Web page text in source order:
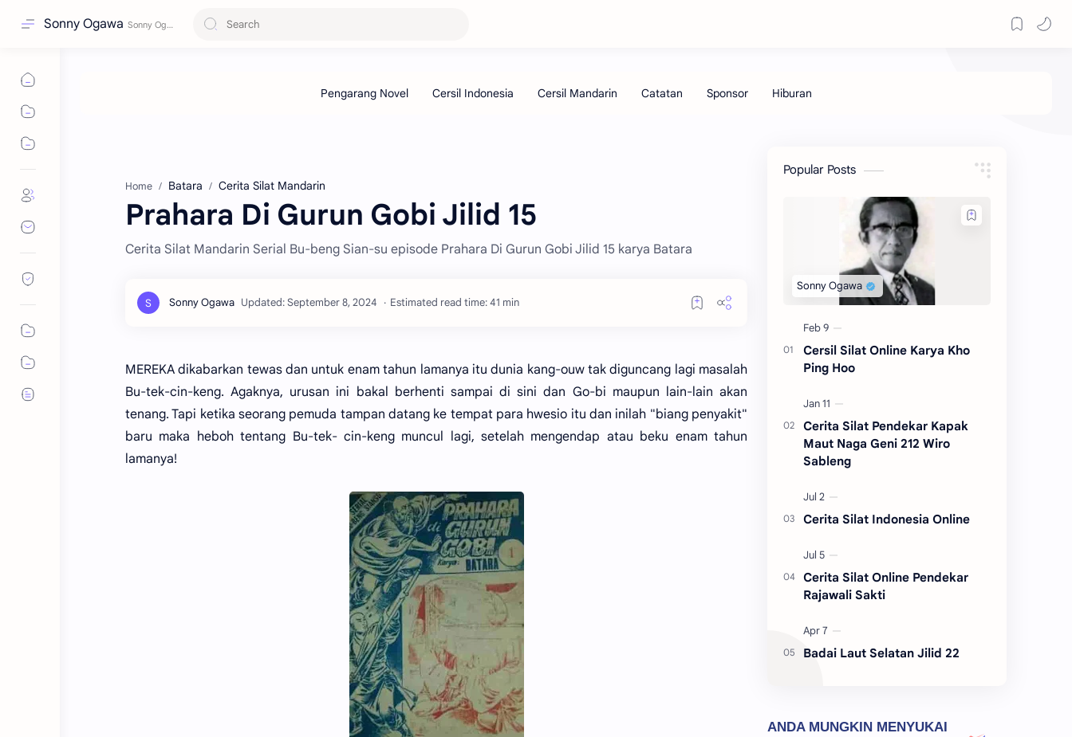
Sonny Ogawa
Home Batara Cerita Silat Mandarin
Prahara Di Gurun Gobi Jilid 15
Cerita Silat Mandarin Serial Bu-beng Sian-su episode Prahara Di Gurun Gobi Jilid 15 karya Batara
Estimated read time: 41 min
MEREKA dikabarkan tewas dan untuk enam tahun lamanya itu dunia kang-ouw tak diguncang lagi masalah
Bu-tek-cin-keng. Agaknya, urusan ini bakal berhenti sampai di sini dan Go-bi maupun lain-lain akan
tenang. Tapi ketika seorang pemuda tampan datang ke tempat para hwesio itu dan inilah "biang penyakit"
baru maka heboh tentang Bu-tek- cin-keng muncul lagi, setelah mengendap atau beku enam tahun
lamanya!
Popular Posts
Cersil Silat Online Karya Kho
Ping Hoo
Cerita Silat Pendekar Kapak
Maut Naga Geni 212 Wiro
Sableng
Cerita Silat Indonesia Online
Cerita Silat Online Pendekar
Rajawali Sakti
Badai Laut Selatan Jilid 22